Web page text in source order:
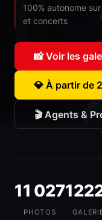
100% autonome
et concerts
📸 Voir les
💎 À partir de
🎬 Agents &
11 027
PHOTOS